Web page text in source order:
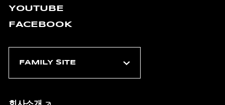
YOUTUBE
FACEBOOK